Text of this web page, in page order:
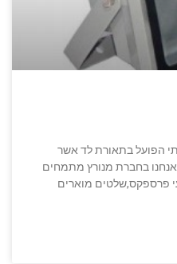
הפועל בתאורת לד אשר
בחברת מנורץ מתמחים
פרספקס,שלטים מוארים